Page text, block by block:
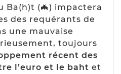
Ba(h)t (🦇) impactera
des requérants de
une mauvaise
toujours
récent des
l’euro et le baht et